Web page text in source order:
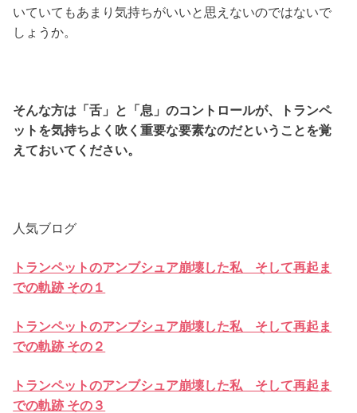
いていてもあまり気持ちがいいと思えないのではないで
しょうか。
そんな方は「舌」と「息」のコントロールが、トランペ
ットを気持ちよく吹く重要な要素なのだということを覚
えておいてください。
人気ブログ
トランペットのアンブシュア崩壊した私 そして再起ま
での軌跡 その１
トランペットのアンブシュア崩壊した私 そして再起ま
での軌跡 その２
トランペットのアンブシュア崩壊した私 そして再起ま
での軌跡 その３